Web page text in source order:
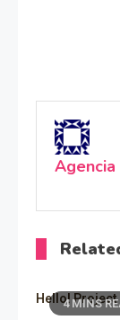
Agencia
4 MINS
Hello! Project